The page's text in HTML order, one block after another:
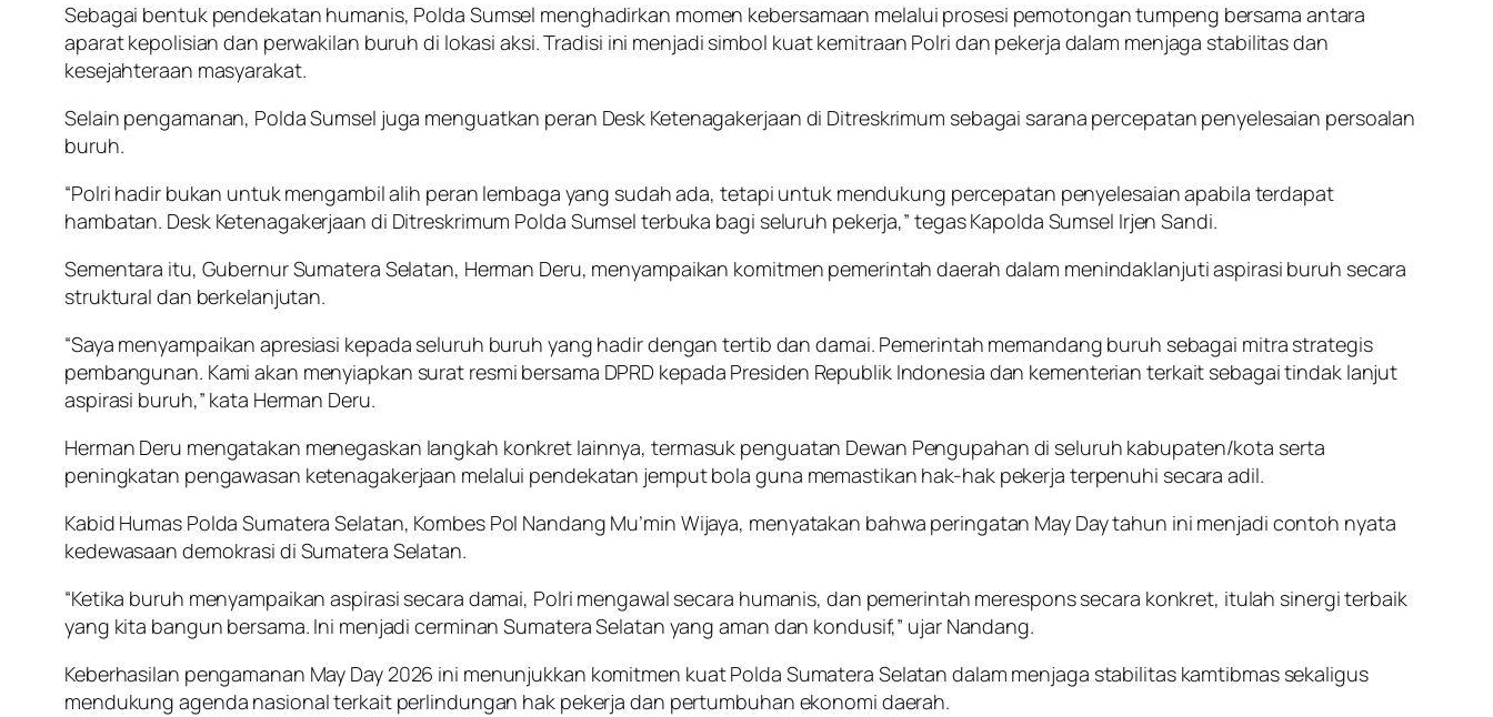
Sebagai bentuk pendekatan humanis, Polda Sumsel menghadirkan momen kebersamaan melalui prosesi pemotongan tumpeng bersama antara
aparat kepolisian dan perwakilan buruh di lokasi aksi. Tradisi ini menjadi simbol kuat kemitraan Polri dan pekerja dalam menjaga stabilitas dan
kesejahteraan masyarakat.
Selain pengamanan, Polda Sumsel juga menguatkan peran Desk Ketenagakerjaan di Ditreskrimum sebagai sarana percepatan penyelesaian persoalan
buruh.
“Polri hadir bukan untuk mengambil alih peran lembaga yang sudah ada, tetapi untuk mendukung percepatan penyelesaian apabila terdapat
hambatan. Desk Ketenagakerjaan di Ditreskrimum Polda Sumsel terbuka bagi seluruh pekerja,” tegas Kapolda Sumsel Irjen Sandi.
Sementara itu, Gubernur Sumatera Selatan, Herman Deru, menyampaikan komitmen pemerintah daerah dalam menindaklanjuti aspirasi buruh secara
struktural dan berkelanjutan.
“Saya menyampaikan apresiasi kepada seluruh buruh yang hadir dengan tertib dan damai. Pemerintah memandang buruh sebagai mitra strategis
pembangunan. Kami akan menyiapkan surat resmi bersama DPRD kepada Presiden Republik Indonesia dan kementerian terkait sebagai tindak lanjut
aspirasi buruh,” kata Herman Deru.
Herman Deru mengatakan menegaskan langkah konkret lainnya, termasuk penguatan Dewan Pengupahan di seluruh kabupaten/kota serta
peningkatan pengawasan ketenagakerjaan melalui pendekatan jemput bola guna memastikan hak-hak pekerja terpenuhi secara adil.
Kabid Humas Polda Sumatera Selatan, Kombes Pol Nandang Mu’min Wijaya, menyatakan bahwa peringatan May Day tahun ini menjadi contoh nyata
kedewasaan demokrasi di Sumatera Selatan.
“Ketika buruh menyampaikan aspirasi secara damai, Polri mengawal secara humanis, dan pemerintah merespons secara konkret, itulah sinergi terbaik
yang kita bangun bersama. Ini menjadi cerminan Sumatera Selatan yang aman dan kondusif,” ujar Nandang.
Keberhasilan pengamanan May Day 2026 ini menunjukkan komitmen kuat Polda Sumatera Selatan dalam menjaga stabilitas kamtibmas sekaligus
mendukung agenda nasional terkait perlindungan hak pekerja dan pertumbuhan ekonomi daerah.